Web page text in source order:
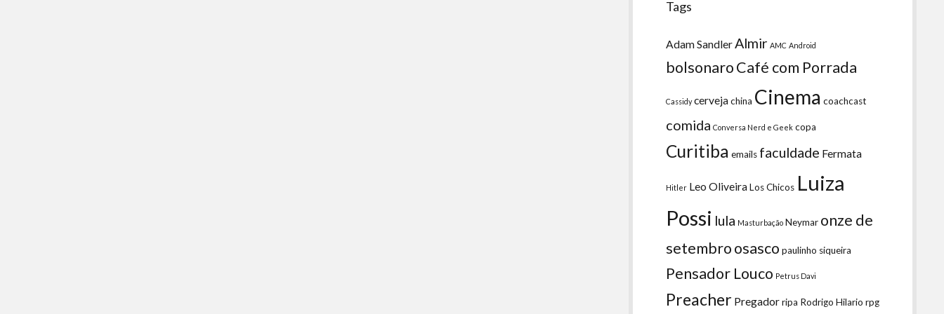
Tags
Adam Sandler Almir AMC Android
bolsonaroCafé com Porrada
Cassidy cervejachina Cinema coachcast
comida Conversa Nerd e Geek copa
Curitiba emails faculdade Fermata
Hitler Leo OliveiraLos Chicos Luiza
Possi lula Masturbação Neymar onze de
setembroosasco paulinho siqueira
Pensador Louco Petrus Davi
Preacher Pregadorripa Rodrigo Hilario rpg